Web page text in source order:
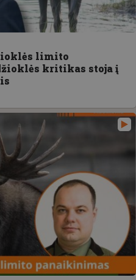
limito
kritikas stoja į